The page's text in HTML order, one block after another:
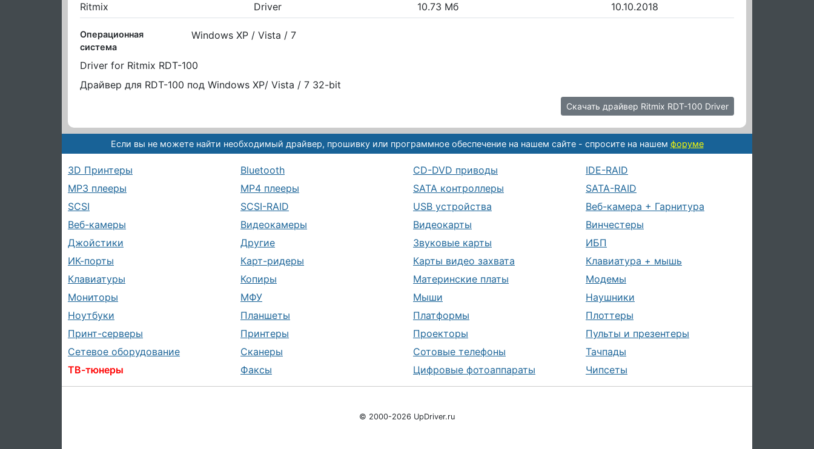
Ritmix Driver 10.73 Мб 10.10.2018
Операционная
система
Windows XP / Vista / 7
Driver for Ritmix RDT-100
Драйвер для RDT-100 под Windows XP/ Vista / 7 32-bit
Скачать драйвер Ritmix RDT-100 Driver
Если вы не можете найти необходимый драйвер, прошивку или программное обеспечение на нашем сайте - спросите на нашем форуме
3D Принтеры Bluetooth CD-DVD приводы
IDE-RAID
MP3 плееры
MP4 плееры SATA контроллеры
SATA-RAID
SCSI
SCSI-RAID USB устройства
Веб-камера + Гарнитура
Веб-камеры
Видеокамеры Видеокарты
Винчестеры
Джойстики
Другие Звуковые карты
ИБП
ИК-порты
Карт-ридеры Карты видео захвата
Клавиатура + мышь
Клавиатуры
Копиры Материнские платы
Модемы
Мониторы
МФУ Мыши
Наушники
Ноутбуки
Планшеты Платформы
Плоттеры
Принт-серверы
Принтеры Проекторы
Пульты и презентеры
Сетевое оборудование
Сканеры Сотовые телефоны
Тачпады
ТВ-тюнеры
Факсы Цифровые фотоаппараты Чипсеты
© 2000-2026 UpDriver.ru